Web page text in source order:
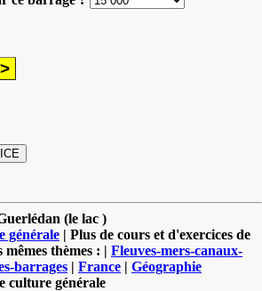
(le lac )
générale | Plus de cours et d'exercices de
thèmes : | Fleuves-mers-canaux-
barrages | France | Géographie
culture générale